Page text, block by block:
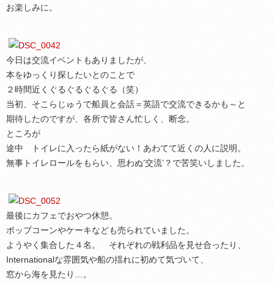
お楽しみに。
今日は交流イベントもありましたが、
本をゆっくり探したいとのことで
２時間近くぐるぐるぐるぐる（笑）
当初、そこらじゅうで船員と会話＝英語で交流できるかも～と
期待したのですが、各所で皆さん忙しく、断念。
ところが
途中 トイレに入ったら紙がない！あわてて近くの人に説明。
無事トイレロールをもらい、思わぬ’交流’？で苦笑いしました。
最後にカフェでおやつ休憩。
ポップコーンやケーキなども売られていました。
ようやく集合した４名。 それぞれの戦利品を見せ合ったり、
Internationalな雰囲気や船の揺れに初めて気づいて、
窓から海を見たり…。